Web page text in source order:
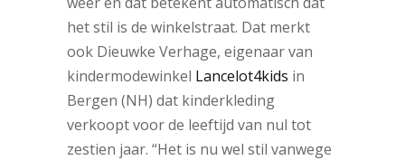
het stil is de winkelstraat. Dat merkt
ook Dieuwke Verhage, eigenaar van
kindermodewinkel Lancelot4kids in
Bergen (NH) dat kinderkleding
verkoopt voor de leeftijd van nul tot
zestien jaar. “Het is nu wel stil vanwege